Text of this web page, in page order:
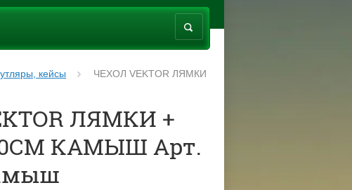
кейсы
ЧЕХОЛ VEKTOR ЛЯМКИ
ЛЯМКИ +
КАМЫШ Арт.